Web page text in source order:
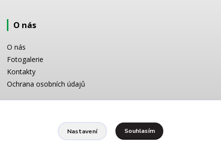
O nás
O nás
Fotogalerie
Kontakty
Ochrana osobních údajů
Potřebujete poradit s výběrem? Neváhejte se zeptat:
Nastavení Souhlasím